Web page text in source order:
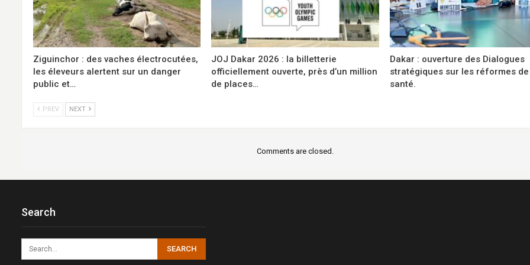
Ziguinchor : des vaches électrocutées,
les éleveurs alertent sur un danger
public et…
JOJ Dakar 2026 : la billetterie
officiellement ouverte, près d’un million
de places…
Dakar : ouverture des Dialogues
stratégiques sur les réformes
santé.
PREV NEXT
Comments are closed.
Search